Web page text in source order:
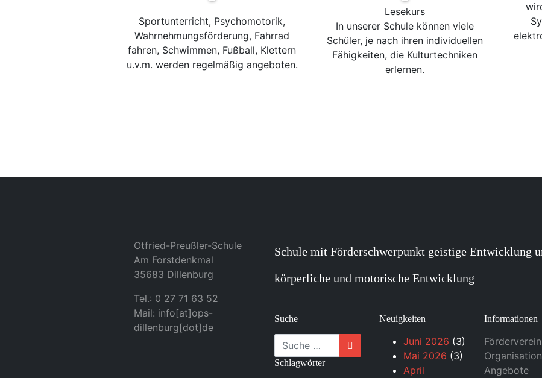
Sportunterricht, Psychomotorik,
Wahrnehmungsförderung, Fahrrad
fahren, Schwimmen, Fußball, Klettern
u.v.m. werden regelmäßig angeboten.
Lesekurs
In unserer Schule können viele
Schüler, je nach ihren individuellen
Fähigkeiten, die Kulturtechniken
erlernen.
Otfried-Preußler-Schule
Am Forstdenkmal
35683 Dillenburg
Tel.: 0 27 71 63 52
Mail: info[at]ops-
dillenburg[dot]de
Schule mit Förderschwerpunkt geistige Entwicklung
körperliche und motorische Entwicklung
Suche
Suche
Schlagwörter
Neuigkeiten
Juni 2026 (3)
Mai 2026 (3)
April
Informationen
Förderverein
Angebote